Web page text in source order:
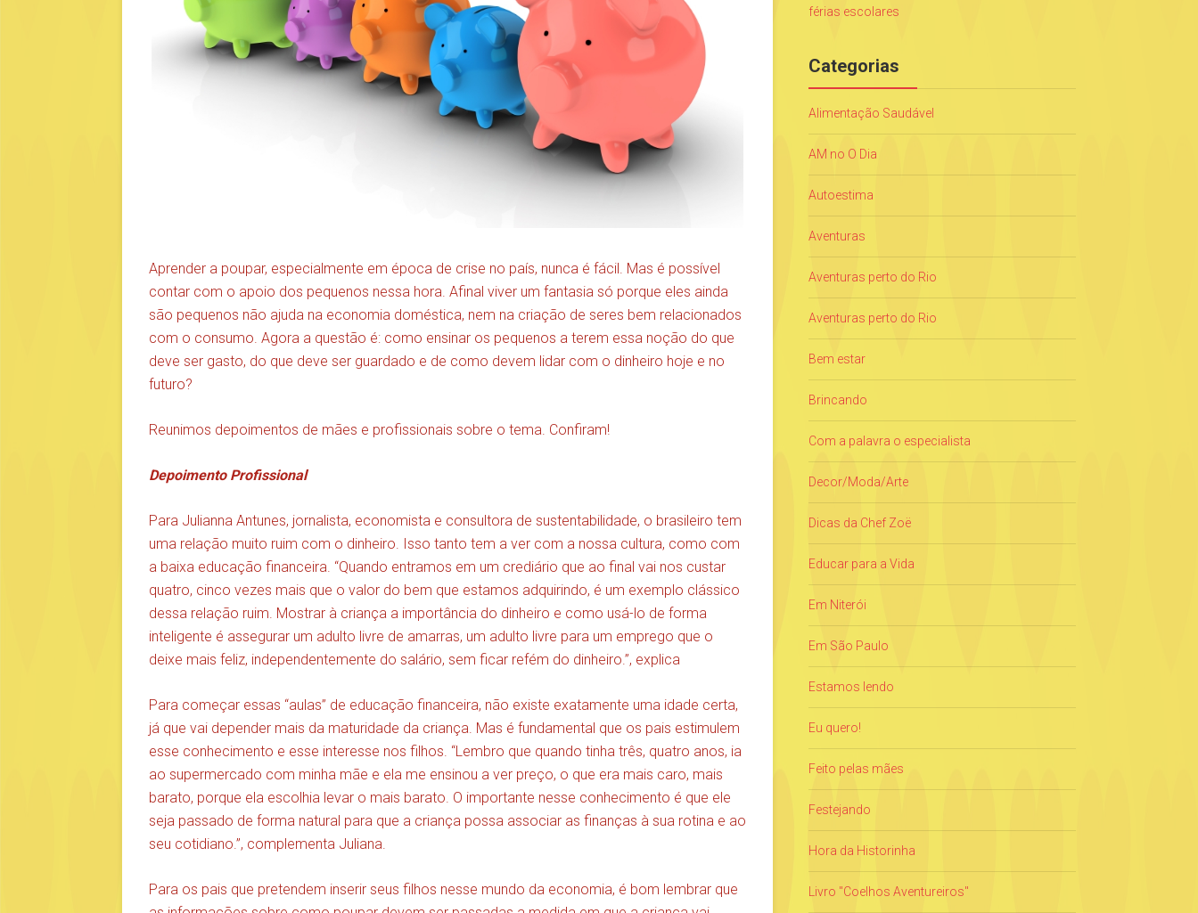
Aprender a poupar, especialmente em época de crise no país, nunca é fácil. Mas é possível
contar com o apoio dos pequenos nessa hora. Afinal viver um fantasia só porque eles ainda
são pequenos não ajuda na economia doméstica, nem na criação de seres bem relacionados
com o consumo. Agora a questão é: como ensinar os pequenos a terem essa noção do que
deve ser gasto, do que deve ser guardado e de como devem lidar com o dinheiro hoje e no
futuro?
Reunimos depoimentos de mães e profissionais sobre o tema. Confiram!
Depoimento Profissional
Para Julianna Antunes, jornalista, economista e consultora de sustentabilidade, o brasileiro tem
uma relação muito ruim com o dinheiro. Isso tanto tem a ver com a nossa cultura, como com
a baixa educação financeira. “Quando entramos em um crediário que ao final vai nos custar
quatro, cinco vezes mais que o valor do bem que estamos adquirindo, é um exemplo clássico
dessa relação ruim. Mostrar à criança a importância do dinheiro e como usá-lo de forma
inteligente é assegurar um adulto livre de amarras, um adulto livre para um emprego que o
deixe mais feliz, independentemente do salário, sem ficar refém do dinheiro.”, explica
Para começar essas “aulas” de educação financeira, não existe exatamente uma idade certa,
já que vai depender mais da maturidade da criança. Mas é fundamental que os pais estimulem
esse conhecimento e esse interesse nos filhos. “Lembro que quando tinha três, quatro anos, ia
ao supermercado com minha mãe e ela me ensinou a ver preço, o que era mais caro, mais
barato, porque ela escolhia levar o mais barato. O importante nesse conhecimento é que ele
seja passado de forma natural para que a criança possa associar as finanças à sua rotina e ao
seu cotidiano.”, complementa Juliana.
Para os pais que pretendem inserir seus filhos nesse mundo da economia, é bom lembrar que
férias escolares
Categorias
Alimentação Saudável
AM no O Dia
Autoestima
Aventuras
Aventuras perto do Rio
Aventuras perto do Rio
Bem estar
Brincando
Com a palavra o especialista
Decor/Moda/Arte
Dicas da Chef Zoë
Educar para a Vida
Em Niterói
Em São Paulo
Estamos lendo
Eu quero!
Feito pelas mães
Festejando
Hora da Historinha
Livro "Coelhos Aventureiros"